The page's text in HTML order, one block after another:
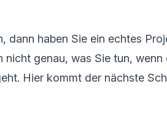
dann haben Sie ein echtes
genau, was Sie tun, wenn
Hier kommt der nächste